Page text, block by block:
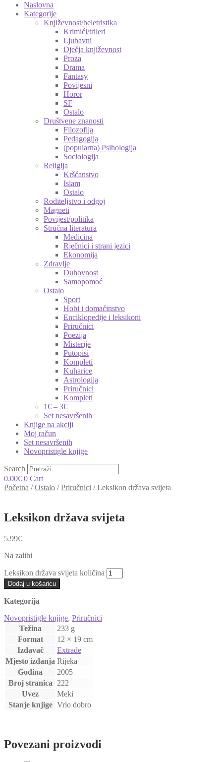
Naslovna
Kategorije
Književnost/beletristika
Krimići/trileri
Ljubavni
Dječja književnost
Proza
Drama
Fantasy
Povijesni
Horor
SF
Ostalo
Društvene znanosti
Filozofija
Pedagogija
(popularna) Psihologija
Sociologija
Religija
Kršćanstvo
Islam
Ostalo
Roditeljstvo i odgoj
Magneti
Povijest/politika
Stručna literatura
Medicina
Rječnici i strani jezici
Ekonomija
Zdravlje
Duhovnost
Samopomoć
Ostalo
Sport
Hobi i domaćinstvo
Enciklopedije i leksikoni
Priručnici
Poezija
Misterije
Putopisi
Kompleti
Kuharice
Astrologija
Priručnici
Kompleti
1€ – 3€
Set nesavršenih
Knjige na akciji
Moj račun
Set nesavršenih
Novopristigle knjige
Search
0.00€ 0 Cart
Početna /Ostalo /Priručnici /Leksikon država svijeta
Leksikon država svijeta
5.99€
Na zalihi
Leksikon država svijeta količina
Dodaj u košaricu
Kategorija
Novopristigle knjige, Priručnici
Težina
233 g
Format
12 × 19 cm
Izdavač
Extrade
Mjesto izdanja Rijeka
Godina
2005
Broj stranica
222
Uvez
Meki
Stanje knjige Vrlo dobro
Povezani proizvodi